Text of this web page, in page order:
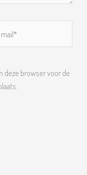
deze browser voor de